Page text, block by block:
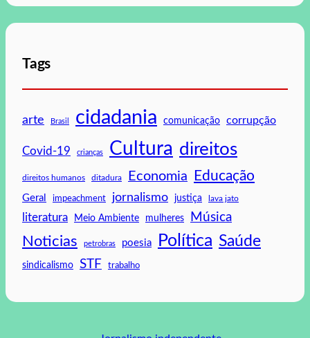
Tags
arte Brasil cidadania comunicação corrupção
Covid-19 crianças Cultura direitos
direitos humanos ditadura Economia Educação
Geral impeachment jornalismo justiça lava jato
literatura Meio Ambiente mulheres Música
Noticias petrobras poesia Política Saúde
sindicalismo STF trabalho